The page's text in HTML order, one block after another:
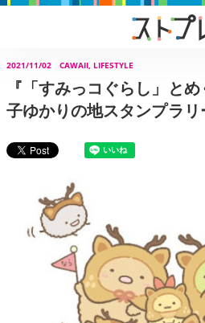
2021/11/02 CAWAII, LIFESTYLE
『「すみっコぐらし」と
子ゆかりの地スタンプラリ